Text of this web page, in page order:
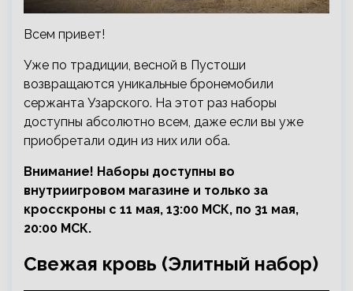
Всем привет!
Уже по традиции, весной в Пустоши
возвращаются уникальные бронемобили
сержанта Узарского. На этот раз наборы
доступны абсолютно всем, даже если вы уже
приобретали один из них или оба.
Внимание! Наборы доступны во
внутриигровом магазине и только за
кросскроны с 11 мая, 13:00 МСК, по 31 мая,
20:00 МСК.
Свежая кровь (Элитный набор)